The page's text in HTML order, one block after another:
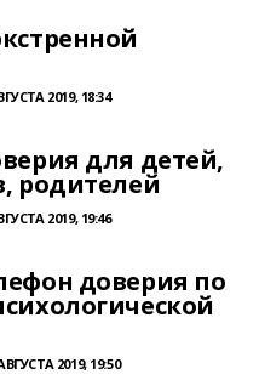
2019, 18:34
для детей,
родителей
2019, 19:46
доверия по
2019, 19:50